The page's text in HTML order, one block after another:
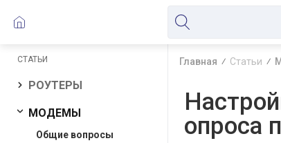
СТАТЬИ
РОУТЕРЫ
МОДЕМЫ
Общие вопросы
Главная Статьи
опроса